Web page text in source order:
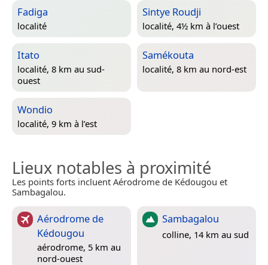
Fadiga
localité
Sintye Roudji
localité, 4½ km à l’ouest
Itato
localité, 8 km au sud-
ouest
Samékouta
localité, 8 km au nord-est
Wondio
localité, 9 km à l’est
Lieux notables à proximité
Les points forts incluent Aérodrome de Kédougou et
Sambagalou.
Aérodrome de
Kédougou
aérodrome, 5 km au
nord-ouest
Sambagalou
colline, 14 km au sud